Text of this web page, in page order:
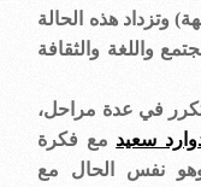
وتزداد هذه الحالة
واللغة والثقافة
في عدة مراحل،
سعيد مع فكرة
وهو نفس الحال مع